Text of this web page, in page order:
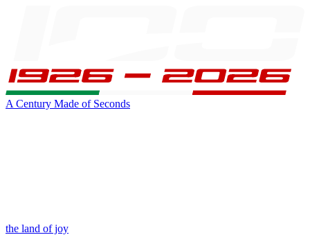
A Century Made of Seconds
the land of joy